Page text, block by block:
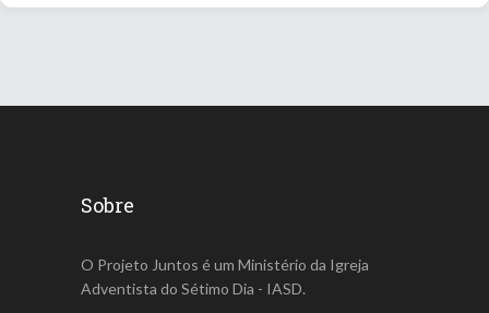
Sobre
O Projeto Juntos é um Ministério da Igreja
Adventista do Sétimo Dia - IASD.